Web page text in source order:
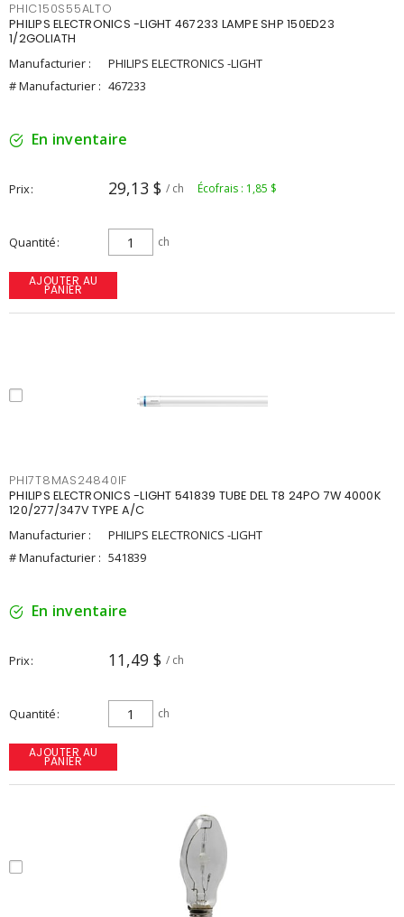
PHIC150S55ALTO
PHILIPS ELECTRONICS -LIGHT 467233 LAMPE SHP 150ED23
1/2GOLIATH
Manufacturier :
PHILIPS ELECTRONICS -LIGHT
# Manufacturier : 467233
En inventaire
Prix 29,13 $ / ch Écofrais : 1,85 $
Quantité ch
AJOUTER AU
PANIER
PHI7T8MAS24840IF
PHILIPS ELECTRONICS -LIGHT 541839 TUBE DEL T8 24PO 7W 4000K
120/277/347V TYPE A/C
Manufacturier :
PHILIPS ELECTRONICS -LIGHT
# Manufacturier : 541839
En inventaire
Prix 11,49 $ / ch
Quantité ch
AJOUTER AU
PANIER